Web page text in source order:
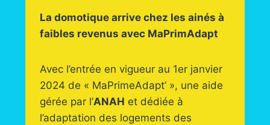
La domotique arrive chez les ainés à
faibles revenus avec MaPrimAdapt
Avec l’entrée en vigueur au 1er janvier
2024 de « MaPrimeAdapt’ », une aide
gérée par l’ANAH et dédiée à
l’adaptation des logements des